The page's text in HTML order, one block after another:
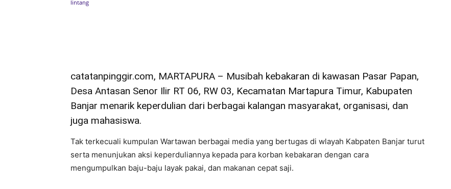
catatanpinggir.com, MARTAPURA – Musibah kebakaran di kawasan Pasar Papan,
Desa Antasan Senor Ilir RT 06, RW 03, Kecamatan Martapura Timur, Kabupaten
Banjar menarik keperdulian dari berbagai kalangan masyarakat, organisasi, dan
juga mahasiswa.
Tak terkecuali kumpulan Wartawan berbagai media yang bertugas di wlayah Kabpaten Banjar turut
serta menunjukan aksi keperduliannya kepada para korban kebakaran dengan cara
mengumpulkan baju-baju layak pakai, dan makanan cepat saji.